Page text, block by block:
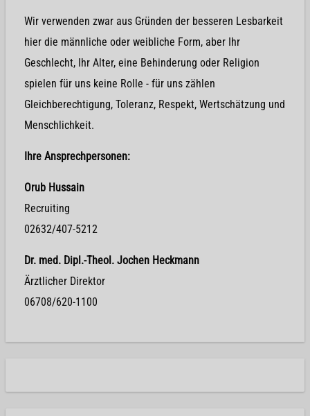
Wir verwenden zwar aus Gründen der besseren Lesbarkeit
hier die männliche oder weibliche Form, aber Ihr
Geschlecht, Ihr Alter, eine Behinderung oder Religion
spielen für uns keine Rolle - für uns zählen
Gleichberechtigung, Toleranz, Respekt, Wertschätzung und
Menschlichkeit.
Ihre Ansprechpersonen:
Orub Hussain
Recruiting
02632/407-5212
Dr. med. Dipl.-Theol. Jochen Heckmann
Ärztlicher Direktor
06708/620-1100